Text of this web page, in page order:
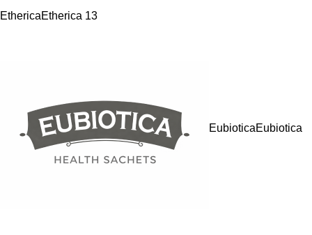
EthericaEtherica 13
EubioticaEubiotica